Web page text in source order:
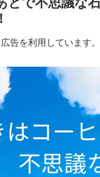
告を利用しています。